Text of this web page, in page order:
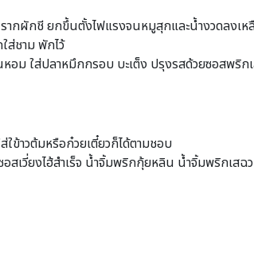
กผักชี ยกขึ้นตั้งไฟแรงจนหมูสุกและน้ำงวดลงเห
ส่ชาม พักไว้
อม ใส่ปลาหมึกกรอบ บะเต็ง ปรุงรสด้วยซอสพ
ใข้าวต้มหรือก๋วยเตี๋ยวก็ได้ตามชอบ
เวี่ยงไฮ้สำเร็จ น้ำจิ้มพริกกุ้ยหลิน น้ำจิ้มพริกเสฉ